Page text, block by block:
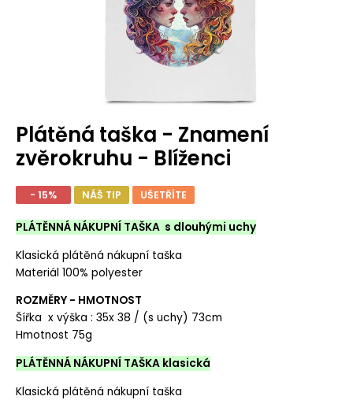
Plátěná taška - Znamení
zvěrokruhu - Blíženci
- 15% NÁŠ TIP UŠETŘÍTE
PLÁTĚNNÁ NÁKUPNÍ TAŠKA s dlouhými uchy
Klasická plátěná nákupní taška
Materiál 100% polyester
ROZMĚRY - HMOTNOST
Šířka x výška : 35x 38 / (s uchy) 73cm
Hmotnost 75g
PLÁTĚNNÁ NÁKUPNÍ TAŠKA klasická
Klasická plátěná nákupní taška